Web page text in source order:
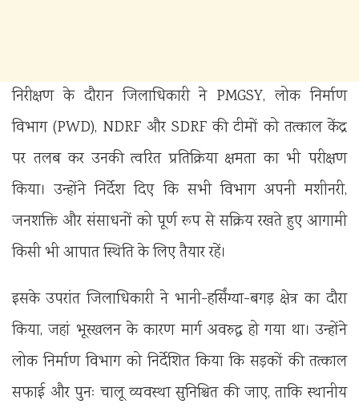
निरीक्षण के दौरान जिलाधिकारी ने PMGSY, लोक निर्माण
विभाग (PWD), NDRF और SDRF की टीमों को तत्काल केंद्र
पर तलब कर उनकी त्वरित प्रतिक्रिया क्षमता का भी परीक्षण
किया। उन्होंने निर्देश दिए कि सभी विभाग अपनी मशीनरी,
जनशक्ति और संसाधनों को पूर्ण रूप से सक्रिय रखते हुए आगामी
किसी भी आपात स्थिति के लिए तैयार रहें।
इसके उपरांत जिलाधिकारी ने भानी-हर्सिंग्या-बगड़ क्षेत्र का दौरा
किया, जहां भूस्खलन के कारण मार्ग अवरुद्ध हो गया था। उन्होंने
लोक निर्माण विभाग को निर्देशित किया कि सड़कों की तत्काल
सफाई और पुनः चालू व्यवस्था सुनिश्चित की जाए, ताकि स्थानीय